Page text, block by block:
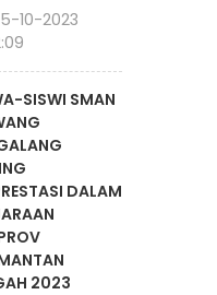
10-2023
SISWI SMAN
DALAM
2023